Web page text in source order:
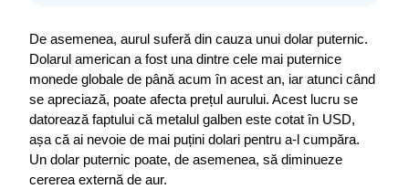
De asemenea, aurul suferă din cauza unui dolar puternic.
Dolarul american a fost una dintre cele mai puternice
monede globale de până acum în acest an, iar atunci când
se apreciază, poate afecta prețul aurului. Acest lucru se
datorează faptului că metalul galben este cotat în USD,
așa că ai nevoie de mai puțini dolari pentru a-l cumpăra.
Un dolar puternic poate, de asemenea, să diminueze
cererea externă de aur.